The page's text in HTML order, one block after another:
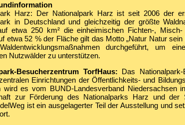
Harz: Der Nationalpark Harz ist seit 2006 der
in Deutschland und gleichzeitig der größte
etwa 250 km² die einheimischen Fichten-,
etwa 52 % der Fläche gilt das Motto „Natur Natur
durchgeführt, um
Nutzwälder zu unterstützen.
Besucherzentrum TorfHaus: Das
Einrichtungen der Öffentlichkeits- und
wird es vom BUND-Landesverband Niedersachsen
zur Förderung des Nationalparks Harz und der
ist ein ausgelagerter Teil der Ausstellung und